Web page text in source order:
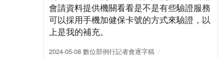
會請資料提供機關看看是不是有些驗證服務
可以採用手機加健保卡號的方式來驗證，以
上是我的補充。
2024-05-08 數位部例行記者會逐字稿